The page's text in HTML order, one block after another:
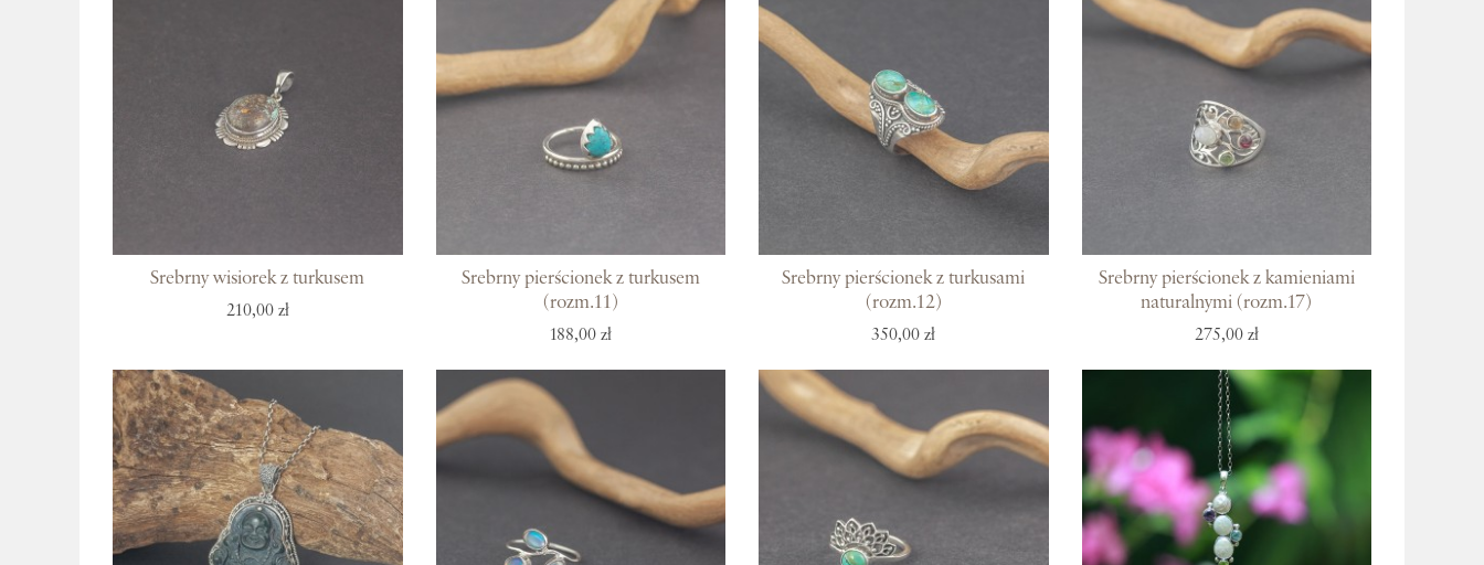
Srebrny wisiorek z turkusem
210,00 zł
Srebrny pierścionek z turkusem
(rozm.11)
188,00 zł
Srebrny pierścionek z turkusami
(rozm.12)
350,00 zł
Srebrny pierścionek z kamieniami
naturalnymi (rozm.17)
275,00 zł